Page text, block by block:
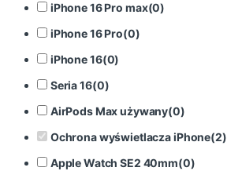
iPhone 16 Pro max(0)
iPhone 16 Pro(0)
iPhone 16(0)
Seria 16(0)
AirPods Max używany(0)
Ochrona wyświetlacza iPhone(2)
Apple Watch SE2 40mm(0)